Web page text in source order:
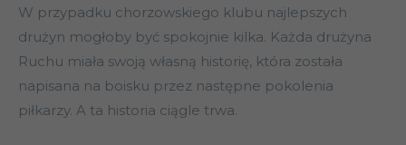
W przypadku chorzowskiego klubu najlepszych
drużyn mogłoby być spokojnie kilka. Każda drużyna
Ruchu miała swoją własną historię, która została
napisana na boisku przez następne pokolenia
piłkarzy. A ta historia ciągle trwa.